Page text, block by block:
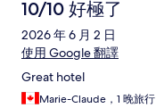
10/10 好極了
2026 年 6 月 2 日
使用 Google 翻譯
Great hotel
Marie-Claude，1 晚旅行